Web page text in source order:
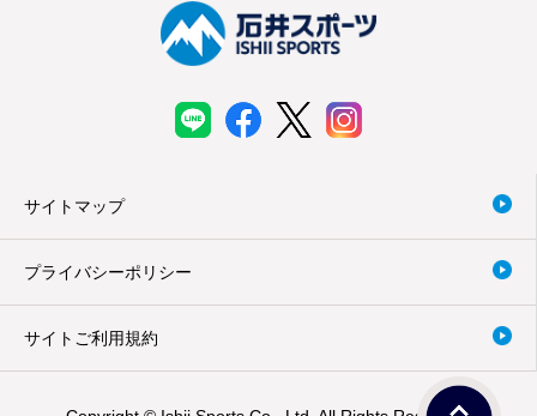
サイトマップ
プライバシーポリシー
サイトご利用規約